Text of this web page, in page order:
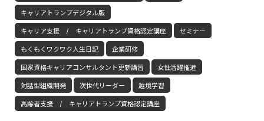
キャリアトランプデジタル版
キャリア支援 / キャリアトランプ資格認定講座 セミナー
もくもくワクワク人生日記 企業研修
国家資格キャリアコンサルタント更新講習 女性活躍推進
対話型組織開発 次世代リーダー 越境学習
高齢者支援 / キャリアトランプ資格認定講座